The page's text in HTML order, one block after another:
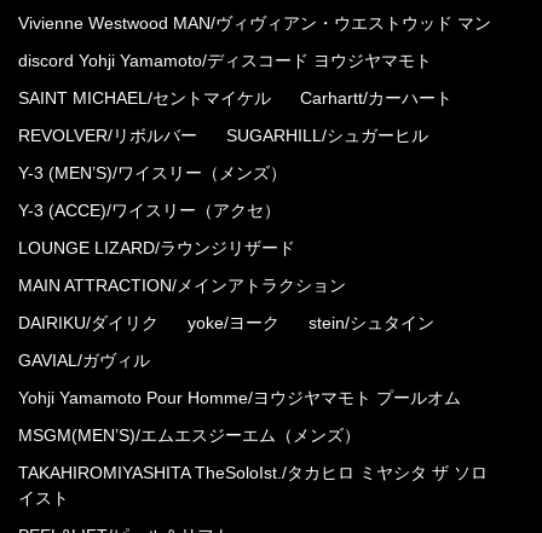
Vivienne Westwood MAN/ヴィヴィアン・ウエストウッド マン
discord Yohji Yamamoto/ディスコード ヨウジヤマモト
SAINT MICHAEL/セントマイケル Carhartt/カーハート
REVOLVER/リボルバー SUGARHILL/シュガーヒル
Y-3 (MEN’S)/ワイスリー（メンズ）
Y-3 (ACCE)/ワイスリー（アクセ）
LOUNGE LIZARD/ラウンジリザード
MAIN ATTRACTION/メインアトラクション
DAIRIKU/ダイリク yoke/ヨーク stein/シュタイン
GAVIAL/ガヴィル
Yohji Yamamoto Pour Homme/ヨウジヤマモト プールオム
MSGM(MEN’S)/エムエスジーエム（メンズ）
TAKAHIROMIYASHITA TheSoloIst./タカヒロ ミヤシタ ザ ソロ
イスト